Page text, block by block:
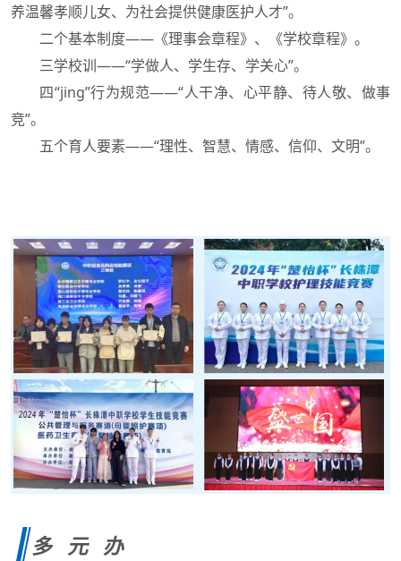
养温馨孝顺儿女、为社会提供健康医护人才”。
二个基本制度——《理事会章程》、《学校章程》。
三学校训——“学做人、学生存、学关心”。
四“jing”行为规范——“人干净、心平静、待人敬、做事
竞”。
五个育人要素——“理性、智慧、情感、信仰、文明”。
多元办